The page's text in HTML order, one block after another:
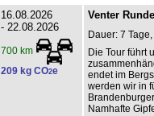
16.08.2026
- 22.08.2026
700 km
209 kg CO2e
Venter
Dauer: 7
Die Tour führt
endet im
werden wir in
Namhafte